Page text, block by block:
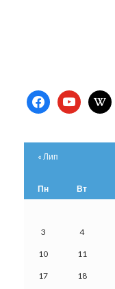
facebookyoutube
Пн Вт
3 4
10 11
17 18
« Лип